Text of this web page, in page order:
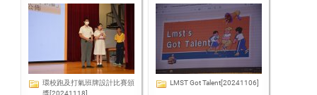
環校跑及打氣班牌設計比賽頒
LMST Got Talent[20241106]